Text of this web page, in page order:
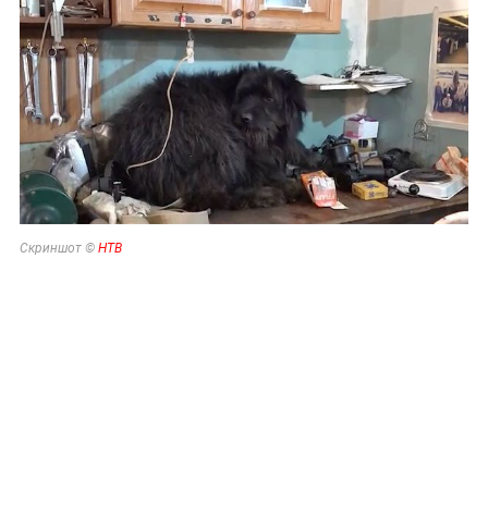
Скриншот ©НТВ